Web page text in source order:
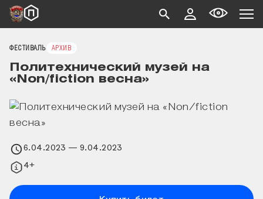
ФЕСТИВАЛЬ АРХИВ
Политехнический музей на
«Non/fiction весна»
6.04.2023 — 9.04.2023
4+